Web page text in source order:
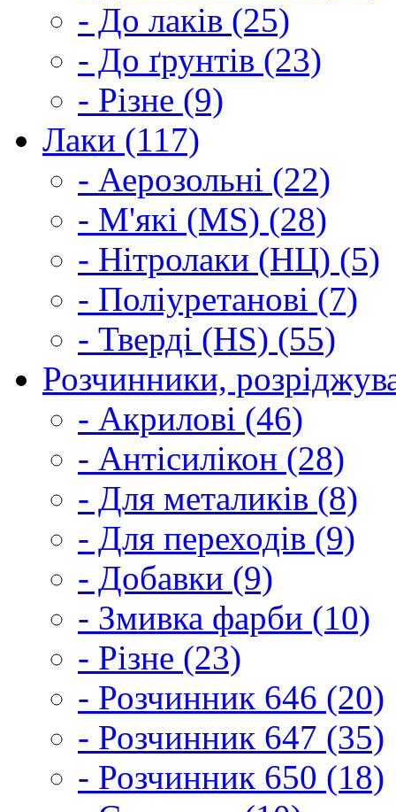
- До лаків (25)
- До ґрунтів (23)
- Різне (9)
Лаки (117)
- Аерозольні (22)
- М'які (MS) (28)
- Нітролаки (НЦ) (5)
- Поліуретанові (7)
- Тверді (HS) (55)
Розчинники,
- Акрилові (46)
- Антісилікон (28)
- Для металиків (8)
- Для переходів (9)
- Добавки (9)
- Змивка фарби (10)
- Різне (23)
- Розчинник 646 (20)
- Розчинник 647 (35)
- Розчинник 650 (18)